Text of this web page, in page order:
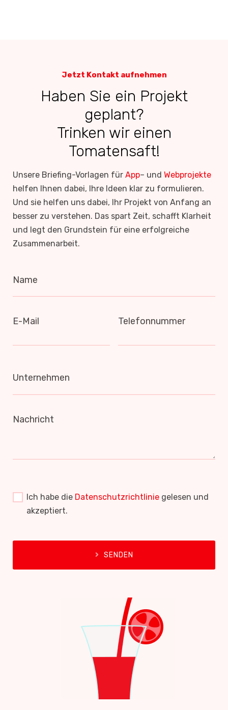
Jetzt Kontakt aufnehmen
Haben Sie ein Projekt
geplant?
Trinken wir einen
Tomatensaft!
Unsere Briefing-Vorlagen für App– und Webprojekte
helfen Ihnen dabei, Ihre Ideen klar zu formulieren.
Und sie helfen uns dabei, Ihr Projekt von Anfang an
besser zu verstehen. Das spart Zeit, schafft Klarheit
und legt den Grundstein für eine erfolgreiche
Zusammenarbeit.
Name
E-Mail Telefonnummer
Unternehmen
Nachricht
Ich habe die Datenschutzrichtlinie gelesen und
akzeptiert.
SENDEN